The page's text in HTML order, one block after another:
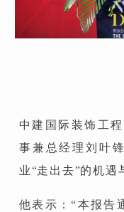
中建国际装饰工
事兼总经理刘叶
业“走出去”的机遇
他表示：“本报告